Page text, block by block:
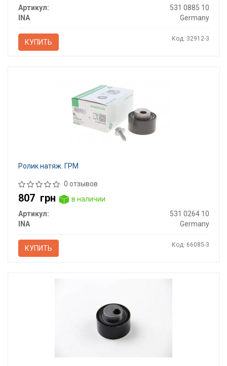
Артикул:
531 0885 10
INA
Germany
КУПИТЬ Код: 32912-3
Ролик натяж. ГРМ
0 отзывов
807 грн
в наличии
Артикул:
531 0264 10
INA
Germany
КУПИТЬ Код: 66085-3